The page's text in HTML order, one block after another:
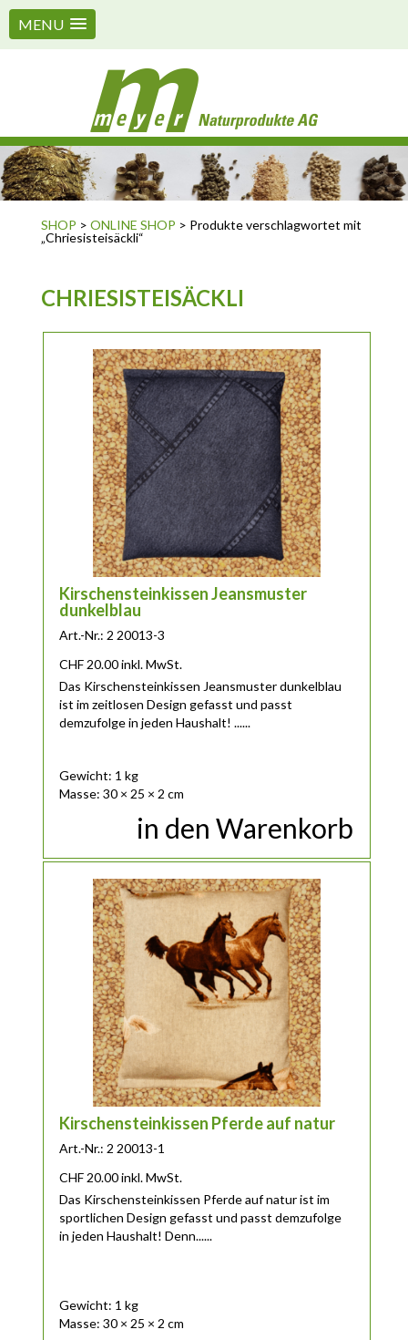
MENU
SHOP > ONLINE SHOP > Produkte verschlagwortet mit
„Chriesisteisäckli“
CHRIESISTEISÄCKLI
Kirschensteinkissen Jeansmuster
dunkelblau
Art.-Nr.: 2 20013-3
CHF 20.00 inkl. MwSt.
Das Kirschensteinkissen Jeansmuster dunkelblau
ist im zeitlosen Design gefasst und passt
demzufolge in jeden Haushalt! ......
Gewicht: 1 kg
Masse: 30 × 25 × 2 cm
in den Warenkorb
Kirschensteinkissen Pferde auf natur
Art.-Nr.: 2 20013-1
CHF 20.00 inkl. MwSt.
Das Kirschensteinkissen Pferde auf natur ist im
sportlichen Design gefasst und passt demzufolge
in jeden Haushalt! Denn......
Gewicht: 1 kg
Masse: 30 × 25 × 2 cm